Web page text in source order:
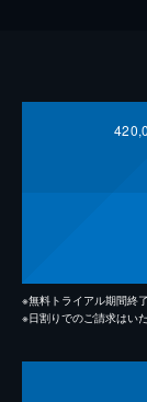
※無料トライアル期間終
※日割りでのご請求はいた